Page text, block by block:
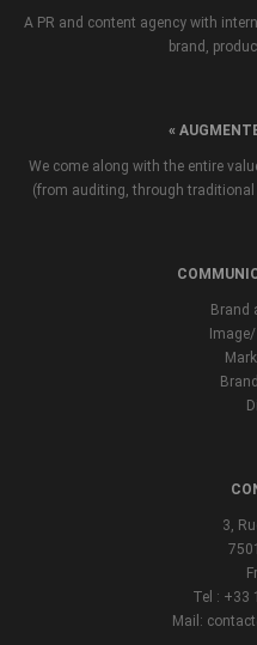
A PR and content agency with
brand,
«
We come along with the entire
(from auditing, through
Brand
3,
Tel : +33
Mail: